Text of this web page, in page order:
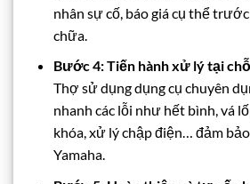
nhân sự cố, báo giá cụ thể
chữa.
Bước 4: Tiến hành xử lý tại chỗ
Thợ sử dụng dụng cụ chuyên
nhanh các lỗi như hết bình, vá
khóa, xử lý chập điện… đảm
Yamaha.